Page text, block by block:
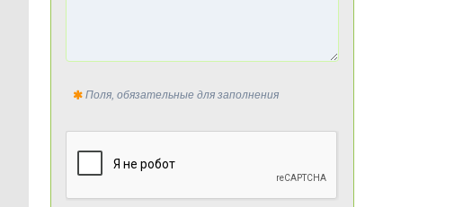
Поля, обязательные для заполнения